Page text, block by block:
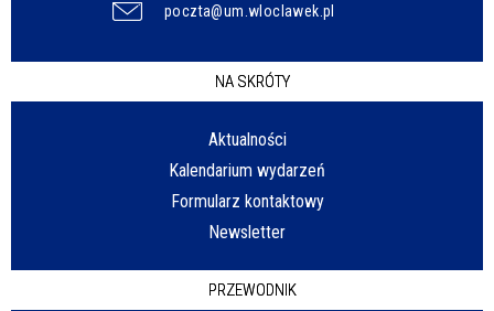
poczta@um.wloclawek.pl
NA SKRÓTY
Aktualności
Kalendarium wydarzeń
Formularz kontaktowy
Newsletter
PRZEWODNIK